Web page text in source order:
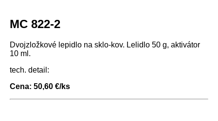
MC 822-2
Dvojzložkové lepidlo na sklo-kov. Lelidlo 50 g, aktivátor
10 ml.
tech. detail:
Cena: 50,60 €/ks